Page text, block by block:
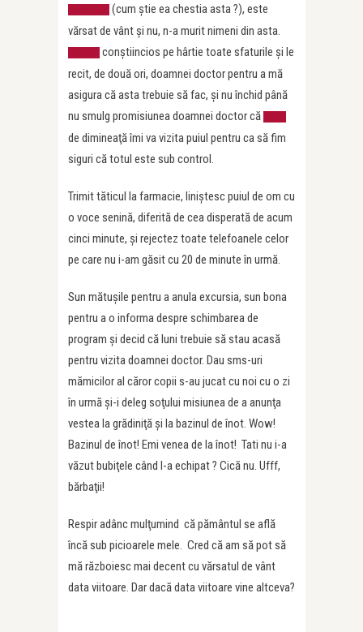
(cum ştie ea chestia asta ?), este
vărsat de vânt şi nu, n-a murit nimeni din asta.
conştiincios pe hârtie toate sfaturile şi le
recit, de două ori, doamnei doctor pentru a mă
asigura că asta trebuie să fac, şi nu închid până
nu smulg promisiunea doamnei doctor că
de dimineaţă îmi va vizita puiul pentru ca să fim
siguri că totul este sub control.
Trimit tăticul la farmacie, liniştesc puiul de om cu
o voce senină, diferită de cea disperată de acum
cinci minute, şi rejectez toate telefoanele celor
pe care nu i-am găsit cu 20 de minute în urmă.
Sun mătuşile pentru a anula excursia, sun bona
pentru a o informa despre schimbarea de
program şi decid că luni trebuie să stau acasă
pentru vizita doamnei doctor. Dau sms-uri
mămicilor al căror copii s-au jucat cu noi cu o zi
în urmă şi-i deleg soţului misiunea de a anunţa
vestea la grădiniţă şi la bazinul de înot. Wow!
Bazinul de înot! Emi venea de la înot! Tati nu i-a
văzut bubiţele când l-a echipat ? Cică nu. Ufff,
bărbaţii!
Respir adânc mulţumind că pământul se află
încă sub picioarele mele. Cred că am să pot să
mă războiesc mai decent cu vărsatul de vânt
data viitoare. Dar dacă data viitoare vine altceva?